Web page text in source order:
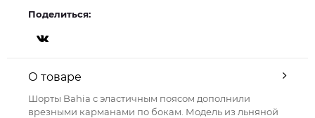
Поделиться:
О товаре
Шорты Bahia с эластичным поясом дополнили
врезными карманами по бокам. Модель из льняной